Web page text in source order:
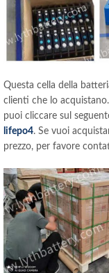
Questa cella della
clienti che lo
puoi cliccare sul
lifepo4. Se vuoi
prezzo, per favore